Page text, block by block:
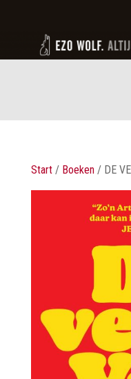
Start/ Boeken/ DE